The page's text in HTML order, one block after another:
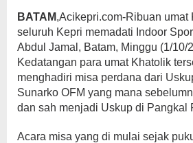
BATAM,Acikepri.com-Ribuan umat
seluruh Kepri memadati Indoor
Abdul Jamal, Batam, Minggu (1/10/
Kedatangan para umat Khatolik
menghadiri misa perdana dari
Sunarko OFM yang mana
dan sah menjadi Uskup di Pangkal
Acara misa yang di mulai sejak